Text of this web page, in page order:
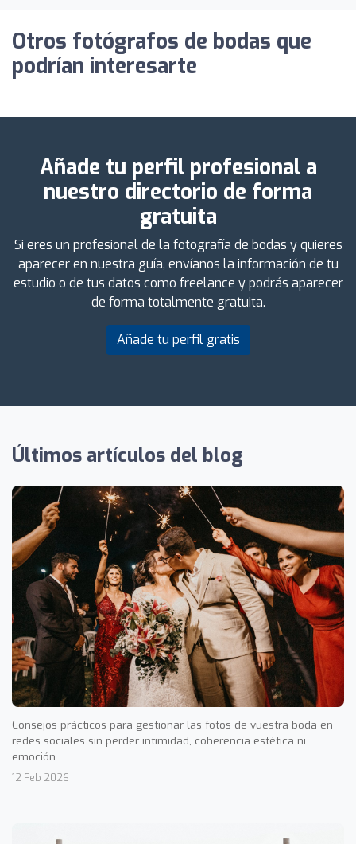
Otros fotógrafos de bodas que
podrían interesarte
Añade tu perfil profesional a
nuestro directorio de forma
gratuita
Si eres un profesional de la fotografía de bodas y quieres
aparecer en nuestra guía, envíanos la información de tu
estudio o de tus datos como freelance y podrás aparecer
de forma totalmente gratuita.
Añade tu perfil gratis
Últimos artículos del blog
Consejos prácticos para gestionar las fotos de vuestra boda en
redes sociales sin perder intimidad, coherencia estética ni
emoción.
12 Feb 2026